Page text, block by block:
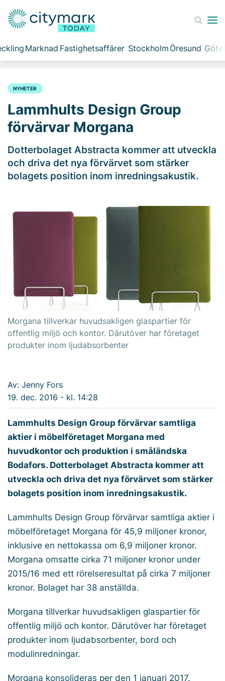
Marknad Fastighetsaffärer Stockholm Öresund
NYHETER
Lammhults Design Group
förvärvar Morgana
Dotterbolaget Abstracta kommer att utveckla
och driva det nya förvärvet som stärker
bolagets position inom inredningsakustik.
Morgana tillverkar huvudsakligen glaspartier för
offentlig miljö och kontor. Därutöver har företaget
produkter inom ljudabsorbenter
Av: Jenny Fors
19. dec. 2016 - kl. 14:28
Lammhults Design Group förvärvar samtliga
aktier i möbelföretaget Morgana med
huvudkontor och produktion i småländska
Bodafors. Dotterbolaget Abstracta kommer att
utveckla och driva det nya förvärvet som stärker
bolagets position inom inredningsakustik.
Lammhults Design Group förvärvar samtliga aktier i
möbelföretaget Morgana för 45,9 miljoner kronor,
inklusive en nettokassa om 6,9 miljoner kronor.
Morgana omsatte cirka 71 miljoner kronor under
2015/16 med ett rörelseresultat på cirka 7 miljoner
kronor. Bolaget har 38 anställda.
Morgana tillverkar huvudsakligen glaspartier för
offentlig miljö och kontor. Därutöver har företaget
produkter inom ljudabsorbenter, bord och
modulinredningar.
Morgana konsolideras per den 1 januari 2017.